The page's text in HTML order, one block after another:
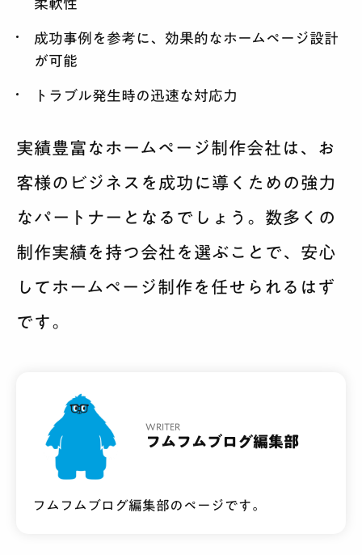
柔軟性
成功事例を参考に、効果的なホームページ設計
が可能
トラブル発生時の迅速な対応力
実績豊富なホームページ制作会社は、お
客様のビジネスを成功に導くための強力
なパートナーとなるでしょう。数多くの
制作実績を持つ会社を選ぶことで、安心
してホームページ制作を任せられるはず
です。
フムフムブログ編集部
WRITER
フムフムブログ編集部のページです。